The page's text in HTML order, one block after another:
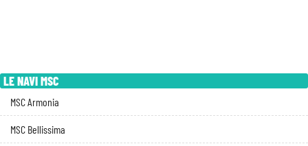
LE NAVI MSC
MSC Armonia
MSC Bellissima